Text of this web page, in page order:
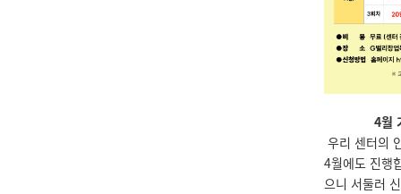
4월
우리 센터의
4월에도 진행
으니 서둘러